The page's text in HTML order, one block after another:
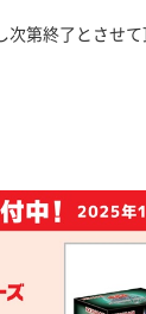
次第終了とさせ